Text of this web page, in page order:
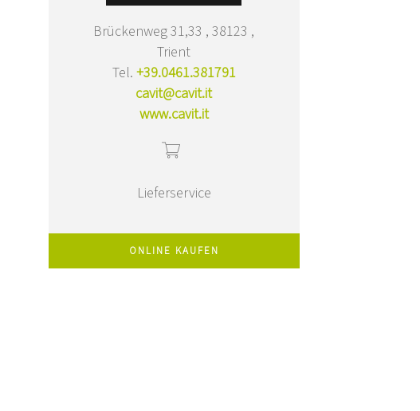
Brückenweg 31,33 , 38123 ,
Trient
Tel. +39.0461.381791
cavit@cavit.it
www.cavit.it
Lieferservice
ONLINE KAUFEN